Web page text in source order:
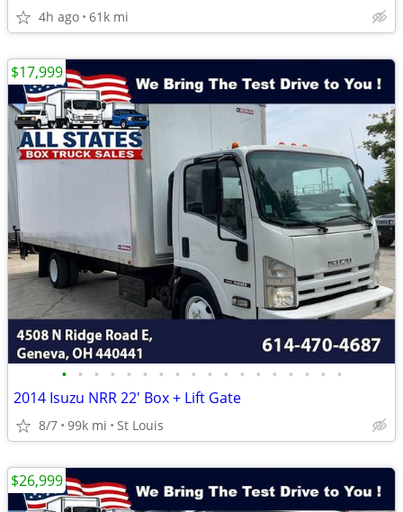
4h ago 61k mi
• • • • • • • • • • • • • • • • • •
2014 Isuzu NRR 22' Box + Lift Gate
8/7 99k mi St Louis
$17,999
$26,999